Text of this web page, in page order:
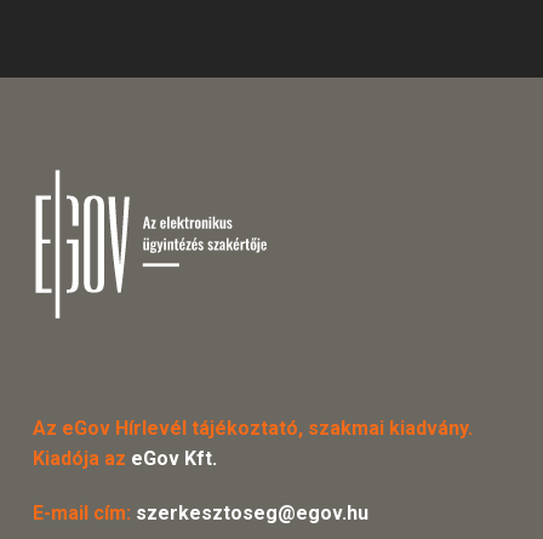
Az eGov Hírlevél tájékoztató, szakmai kiadvány.
Kiadója az eGov Kft.
E-mail cím: szerkesztoseg@egov.hu